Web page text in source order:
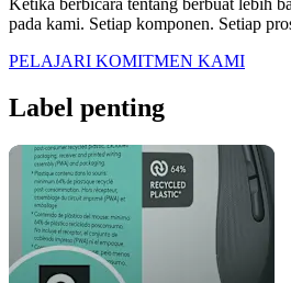
Ketika berbicara tentang berbuat lebih
pada kami. Setiap komponen. Setiap
PELAJARI KOMITMEN KAMI
Label penting